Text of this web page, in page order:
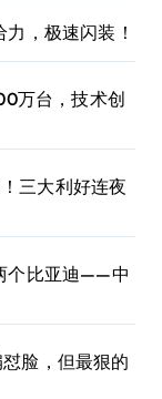
，极速闪装！
万台，技术创
三大利好连夜
个比亚迪——中
脸，但最狠的